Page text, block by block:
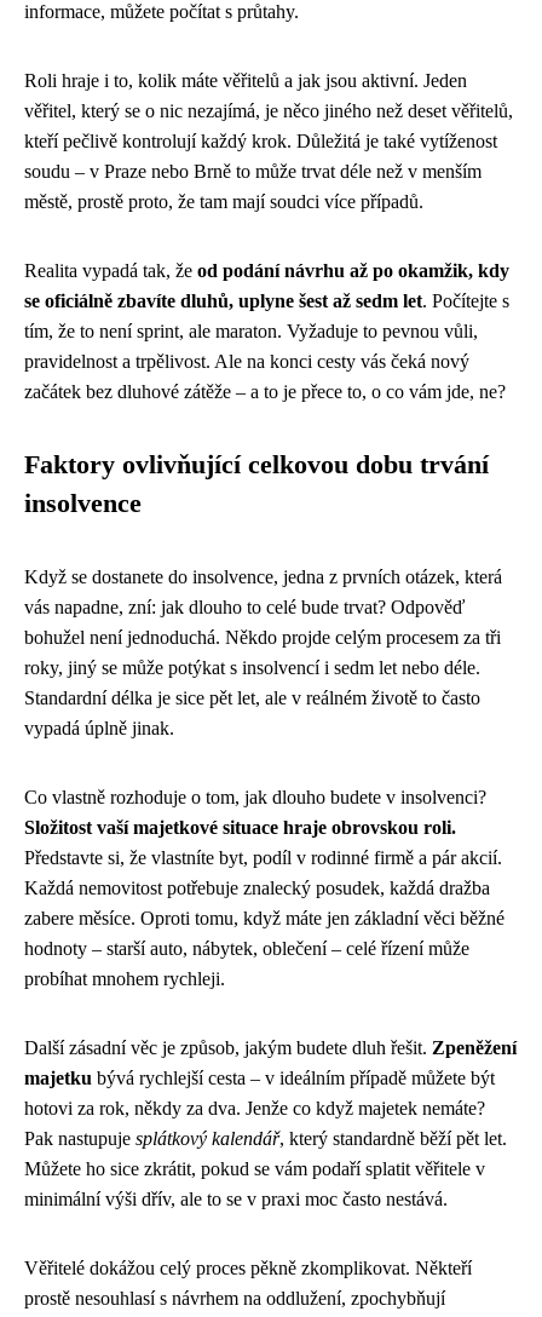
informace, můžete počítat s průtahy.
Roli hraje i to, kolik máte věřitelů a jak jsou aktivní. Jeden
věřitel, který se o nic nezajímá, je něco jiného než deset věřitelů,
kteří pečlivě kontrolují každý krok. Důležitá je také vytíženost
soudu – v Praze nebo Brně to může trvat déle než v menším
městě, prostě proto, že tam mají soudci více případů.
Realita vypadá tak, že od podání návrhu až po okamžik, kdy
se oficiálně zbavíte dluhů, uplyne šest až sedm let. Počítejte s
tím, že to není sprint, ale maraton. Vyžaduje to pevnou vůli,
pravidelnost a trpělivost. Ale na konci cesty vás čeká nový
začátek bez dluhové zátěže – a to je přece to, o co vám jde, ne?
Faktory ovlivňující celkovou dobu trvání
insolvence
Když se dostanete do insolvence, jedna z prvních otázek, která
vás napadne, zní: jak dlouho to celé bude trvat? Odpověď
bohužel není jednoduchá. Někdo projde celým procesem za tři
roky, jiný se může potýkat s insolvencí i sedm let nebo déle.
Standardní délka je sice pět let, ale v reálném životě to často
vypadá úplně jinak.
Co vlastně rozhoduje o tom, jak dlouho budete v insolvenci?
Složitost vaší majetkové situace hraje obrovskou roli.
Představte si, že vlastníte byt, podíl v rodinné firmě a pár akcií.
Každá nemovitost potřebuje znalecký posudek, každá dražba
zabere měsíce. Oproti tomu, když máte jen základní věci běžné
hodnoty – starší auto, nábytek, oblečení – celé řízení může
probíhat mnohem rychleji.
Další zásadní věc je způsob, jakým budete dluh řešit. Zpeněžení
majetku bývá rychlejší cesta – v ideálním případě můžete být
hotovi za rok, někdy za dva. Jenže co když majetek nemáte?
Pak nastupuje splátkový kalendář, který standardně běží pět let.
Můžete ho sice zkrátit, pokud se vám podaří splatit věřitele v
minimální výši dřív, ale to se v praxi moc často nestává.
Věřitelé dokážou celý proces pěkně zkomplikovat. Někteří
prostě nesouhlasí s návrhem na oddlužení, zpochybňují